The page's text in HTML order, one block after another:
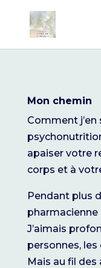
Mon chemin
Comment j’en
apaiser votre
corps et à
Pendant plus
pharmacienne
J’aimais
personnes,
Mais au fil des